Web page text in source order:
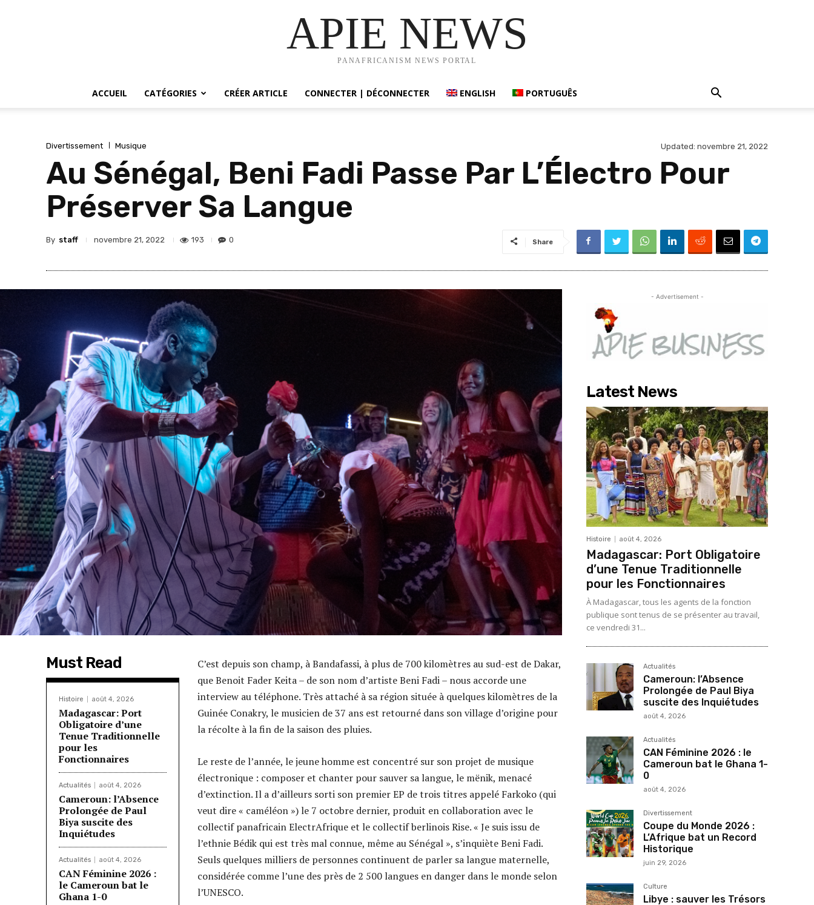
APIE NEWS
PANAFRICANISM NEWS PORTAL
ACCUEIL CATÉGORIES CRÉER ARTICLE CONNECTER | DÉCONNECTER ENGLISH PORTUGUÊS
Divertissement Musique Updated: novembre 21, 2022
Au Sénégal, Beni Fadi Passe Par L’Électro Pour
Préserver Sa Langue
By staff novembre 21, 2022 193 0 Share
Must Read
Histoire août 4, 2026
Madagascar: Port
Obligatoire d’une
Tenue Traditionnelle
pour les
Fonctionnaires
Actualités août 4, 2026
Cameroun: l’Absence
Prolongée de Paul
Biya suscite des
Inquiétudes
Actualités août 4, 2026
CAN Féminine 2026 :
le Cameroun bat le
Ghana 1-0
C’est depuis son champ, à Bandafassi, à plus de 700 kilomètres au sud-est de Dakar,
que Benoit Fader Keita – de son nom d’artiste Beni Fadi – nous accorde une
interview au téléphone. Très attaché à sa région située à quelques kilomètres de la
Guinée Conakry, le musicien de 37 ans est retourné dans son village d’origine pour
la récolte à la fin de la saison des pluies.
Le reste de l’année, le jeune homme est concentré sur son projet de musique
électronique : composer et chanter pour sauver sa langue, le mënik, menacé
d’extinction. Il a d’ailleurs sorti son premier EP de trois titres appelé Farkoko (qui
veut dire « caméléon ») le 7 octobre dernier, produit en collaboration avec le
collectif panafricain ElectrAfrique et le collectif berlinois Rise. « Je suis issu de
l’ethnie Bédik qui est très mal connue, même au Sénégal », s’inquiète Beni Fadi.
Seuls quelques milliers de personnes continuent de parler sa langue maternelle,
considérée comme l’une des près de 2 500 langues en danger dans le monde selon
l’UNESCO.
- Advertisement -
Latest News
Histoire août 4, 2026
Madagascar: Port Obligatoire
d’une Tenue Traditionnelle
pour les Fonctionnaires
À Madagascar, tous les agents de la fonction
publique sont tenus de se présenter au travail,
ce vendredi 31...
Actualités
Cameroun: l’Absence
Prolongée de Paul Biya
suscite des Inquiétudes
août 4, 2026
Actualités
CAN Féminine 2026 : le
Cameroun bat le Ghana 1-
0
août 4, 2026
Divertissement
Coupe du Monde 2026 :
L’Afrique bat un Record
Historique
juin 29, 2026
Culture
Libye : sauver les Trésors